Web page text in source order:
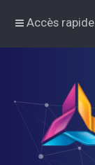
Accès rapide